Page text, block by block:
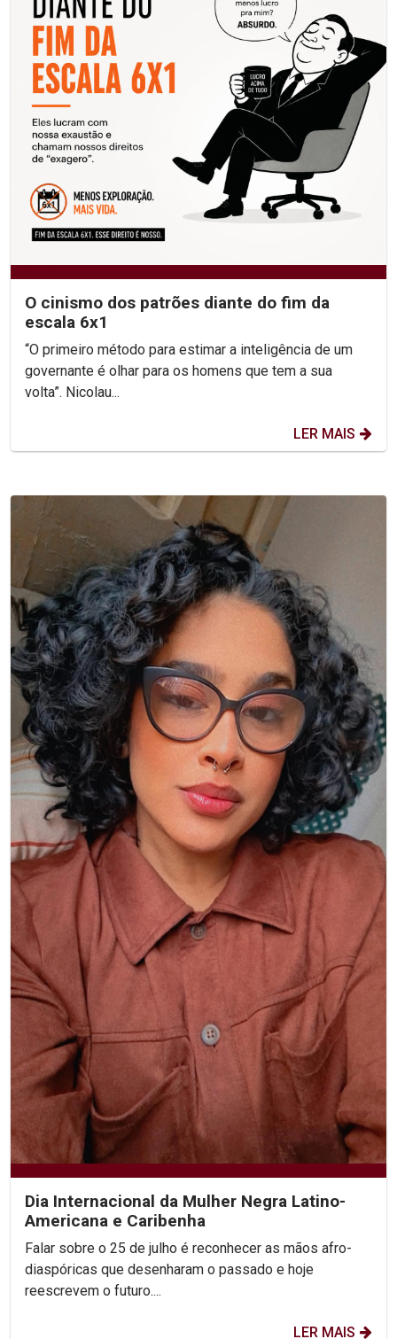
O cinismo dos patrões diante do fim da
escala 6x1
“O primeiro método para estimar a inteligência de um
governante é olhar para os homens que tem a sua
volta”. Nicolau...
LER MAIS
Dia Internacional da Mulher Negra Latino-
Americana e Caribenha
Falar sobre o 25 de julho é reconhecer as mãos afro-
diaspóricas que desenharam o passado e hoje
reescrevem o futuro....
LER MAIS